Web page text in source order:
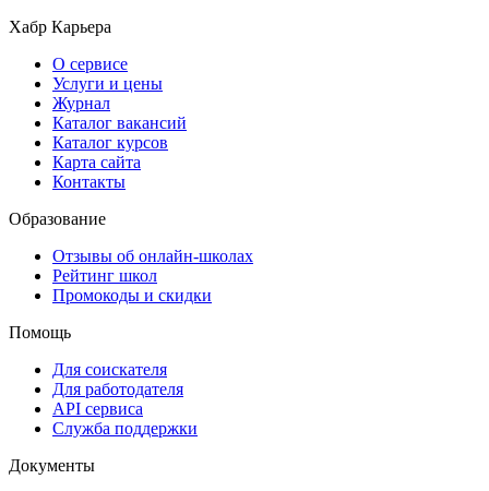
Хабр Карьера
О сервисе
Услуги и цены
Журнал
Каталог вакансий
Каталог курсов
Карта сайта
Контакты
Образование
Отзывы об онлайн-школах
Рейтинг школ
Промокоды и скидки
Помощь
Для соискателя
Для работодателя
API сервиса
Служба поддержки
Документы